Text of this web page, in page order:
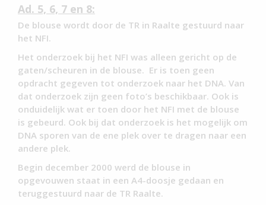
Ad. 5, 6, 7 en 8:
De blouse wordt door de TR in Raalte gestuurd naar
het NFI.
Het onderzoek bij het NFI was alleen gericht op de
gaten/scheuren in de blouse. Er is toen geen
opdracht gegeven tot onderzoek naar het DNA. Van
dat onderzoek zijn geen foto’s beschikbaar. Ook is
onduidelijk wat er toen door het NFI met de blouse
is gebeurd. Ook bij dat onderzoek is het mogelijk om
DNA sporen van de ene plek over te dragen naar een
andere plek.
Begin december 2000 werd de blouse in
opgevouwen staat in een A4-doosje gedaan en
teruggestuurd naar de TR Raalte.